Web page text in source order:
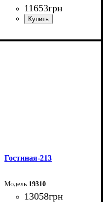
11653грн
Ширина: 195 см
Гостиная-213
19310
13058грн